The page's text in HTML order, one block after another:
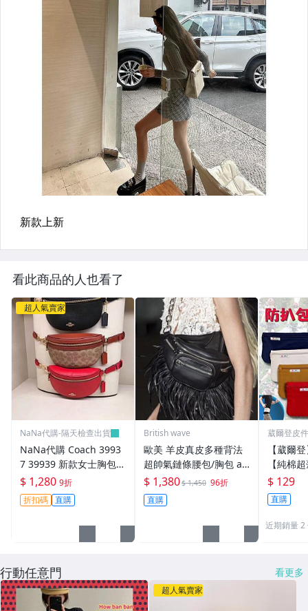
看此商品的人也看了
超人氣賣家
NaNa代購-隔天檢查出貨
NaNa代購 Coach 3993
7 39939 新款女士胸包
腰包 單肩斜挎包 附購證
$ 1,280 9折
折扣碼 直購
British wave
歐美 羊皮真皮多種背法
超帥氣鏈條腰包/胸包 aw
款《BRITISH WAVE》
$ 1,380$ 1,450 96折
直購
葳爾登皮
【葳爾
【純棉
運動腰
疊鈔票
包隱形
台灣製
$ 129
直購
近期銷量 2
行動任意門 看更多
超人氣賣家